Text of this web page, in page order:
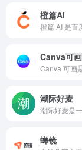
橙篇AI
Canva可画
潮际好麦
蝉镜